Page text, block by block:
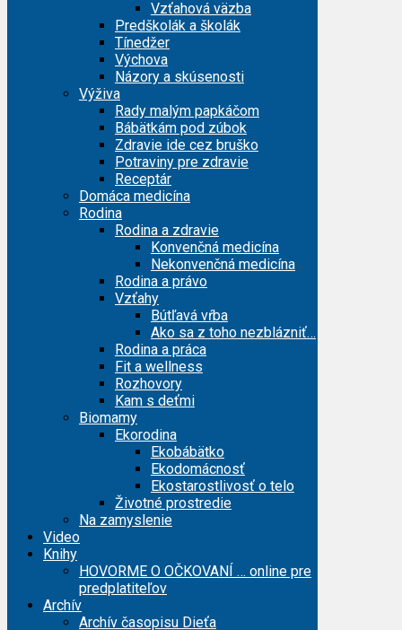
Vzťahová väzba
Predškolák a školák
Tínedžer
Výchova
Názory a skúsenosti
Výživa
Rady malým papkáčom
Bábätkám pod zúbok
Zdravie ide cez bruško
Potraviny pre zdravie
Receptár
Domáca medicína
Rodina
Rodina a zdravie
Konvenčná medicína
Nekonvenčná medicína
Rodina a právo
Vzťahy
Bútľavá vŕba
Ako sa z toho nezblázniť…
Rodina a práca
Fit a wellness
Rozhovory
Kam s deťmi
Biomamy
Ekorodina
Ekobábätko
Ekodomácnosť
Ekostarostlivosť o telo
Životné prostredie
Na zamyslenie
Video
Knihy
HOVORME O OČKOVANÍ … online pre
predplatiteľov
Archív
Archív časopisu Dieťa